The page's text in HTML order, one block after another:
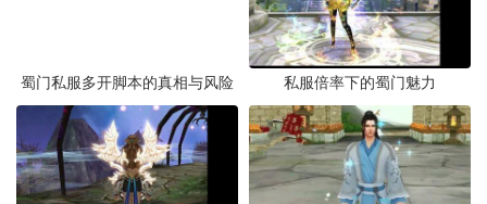
蜀门私服多开脚本的真相与风险 私服倍率下的蜀门魅力